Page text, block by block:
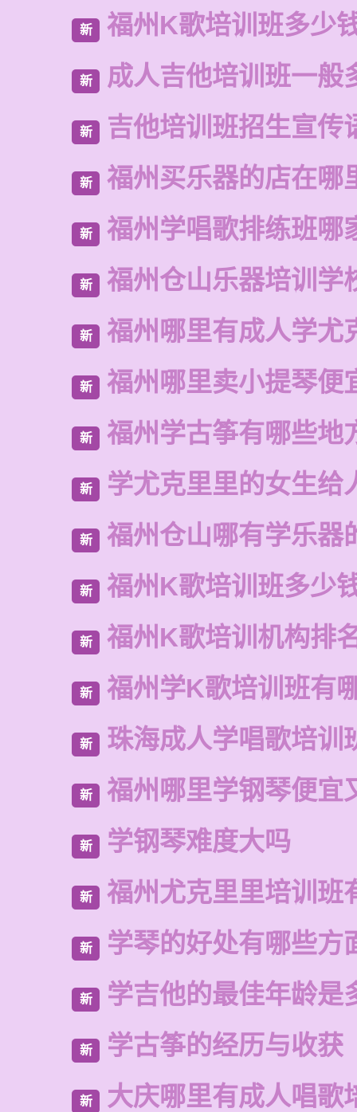
新 福州K歌培训班多少
新 成人吉他培训班一般
新 吉他培训班招生宣传
新 福州买乐器的店在哪
新 福州学唱歌排练班哪
新 福州仓山乐器培训学
新 福州哪里有成人学尤
新 福州哪里卖小提琴便
新 福州学古筝有哪些地
新 学尤克里里的女生给
新 福州仓山哪有学乐器
新 福州K歌培训班多少
新 福州K歌培训机构排
新 福州学K歌培训班有
新 珠海成人学唱歌培训
新 福州哪里学钢琴便宜
新 学钢琴难度大吗
新 福州尤克里里培训班
新 学琴的好处有哪些方
新 学吉他的最佳年龄是
新 学古筝的经历与收获
新 大庆哪里有成人唱歌